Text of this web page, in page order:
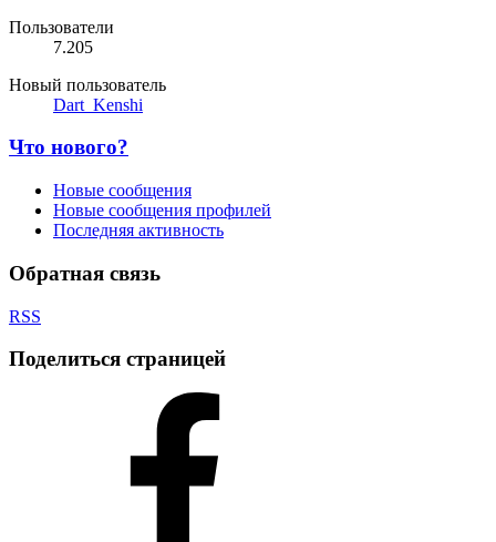
Пользователи
7.205
Новый пользователь
Dart_Kenshi
Что нового?
Новые сообщения
Новые сообщения профилей
Последняя активность
Обратная связь
RSS
Поделиться страницей